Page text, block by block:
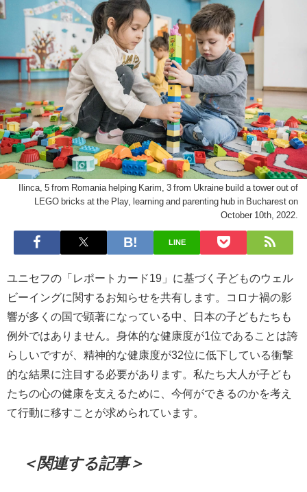
Ilinca, 5 from Romania helping Karim, 3 from Ukraine build a tower out of
LEGO bricks at the Play, learning and parenting hub in Bucharest on
October 10th, 2022.
LINE
ユニセフの「レポートカード19」に基づく子どものウェル
ビーイングに関するお知らせを共有します。コロナ禍の影
響が多くの国で顕著になっている中、日本の子どもたちも
例外ではありません。身体的な健康度が1位であることは誇
らしいですが、精神的な健康度が32位に低下している衝撃
的な結果に注目する必要があります。私たち大人が子ども
たちの心の健康を支えるために、今何ができるのかを考え
て行動に移すことが求められています。
＜関連する記事＞